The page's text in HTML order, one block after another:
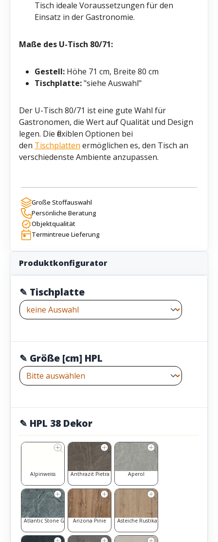
Tisch ideale Voraussetzungen für den
Einsatz in der Gastronomie.
Maße des U-Tisch 80/71:
Gestell: Höhe 71 cm, Breite 80 cm
Tischplatte:"siehe Auswahl"
Der U-Tisch 80/71 ist eine gute Wahl für
Gastronomen, die Wert auf Qualität und Design
legen. Die flexiblen Optionen bei
den Tischplatten ermöglichen es, den Tisch an
verschiedenste Ambiente anzupassen.
Große Stoffauswahl
Persönliche Beratung
Objektqualität
Termintreue Lieferung
Produktkonfigurator
✎ Tischplatte
✎ Größe [cm] HPL
✎ HPL 38 Dekor
Alpinweiss Anthrazit Pietra Grigia Aperol
Atlantic Stone GraphitArizona Pinie Asteiche Rustikal